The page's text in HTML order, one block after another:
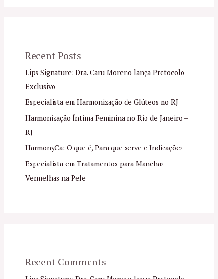
Recent Posts
Lips Signature: Dra. Caru Moreno lança Protocolo
Exclusivo
Especialista em Harmonização de Glúteos no RJ
Harmonização Íntima Feminina no Rio de Janeiro –
RJ
HarmonyCa: O que é, Para que serve e Indicações
Especialista em Tratamentos para Manchas
Vermelhas na Pele
Recent Comments